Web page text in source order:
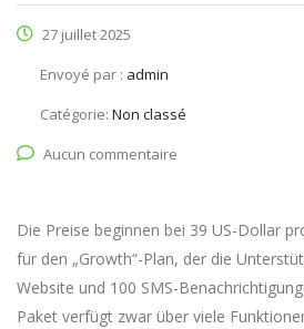
27 juillet 2025
Envoyé par : admin
Catégorie: Non classé
Aucun commentaire
Die Preise beginnen bei 39 US-Dollar
für den „Growth“-Plan, der die
Website und 100 SMS-
Paket verfügt zwar über viele